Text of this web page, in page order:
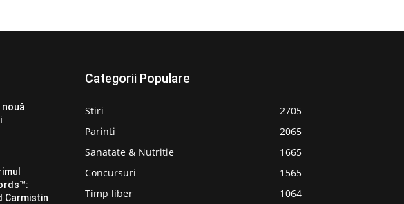
Carmistin
Categorii Populare
Stiri
2705
Parinti
2065
Sanatate & Nutritie
1665
Concursuri
1565
Timp liber
1064